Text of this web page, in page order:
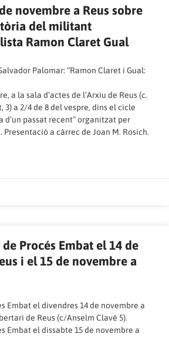
novembre a Reus sobre
del militant
Ramon Claret Gual
Palomar: “Ramon Claret i Gual:
a la sala d’actes de l’Arxiu de Reus (c.
3) a 2/4 de 8 del vespre, dins el cicle
d’un passat recent” organitzat per
Presentació a càrrec de Joan M. Rosich.
Procés Embat el 14 de
i el 15 de novembre a
Embat el divendres 14 de novembre a
de Reus (c/Anselm Clavé 5).
Embat el dissabte 15 de novembre a